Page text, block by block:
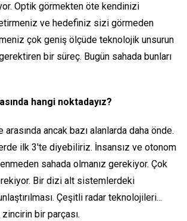
Optik görmekten öte kendinizi
ve hedefiniz sizi görmeden
çok geniş ölçüde teknolojik unsurun
bir süreç. Bugün sahada bunları
hangi noktadayız?
ancak bazı alanlarda daha önde.
ilk 3'te diyebiliriz. İnsansız ve otonom
sahada olmanız gerekiyor. Çok
Bir dizi alt sistemlerdeki
Çeşitli radar teknolojileri...
bir parçası.